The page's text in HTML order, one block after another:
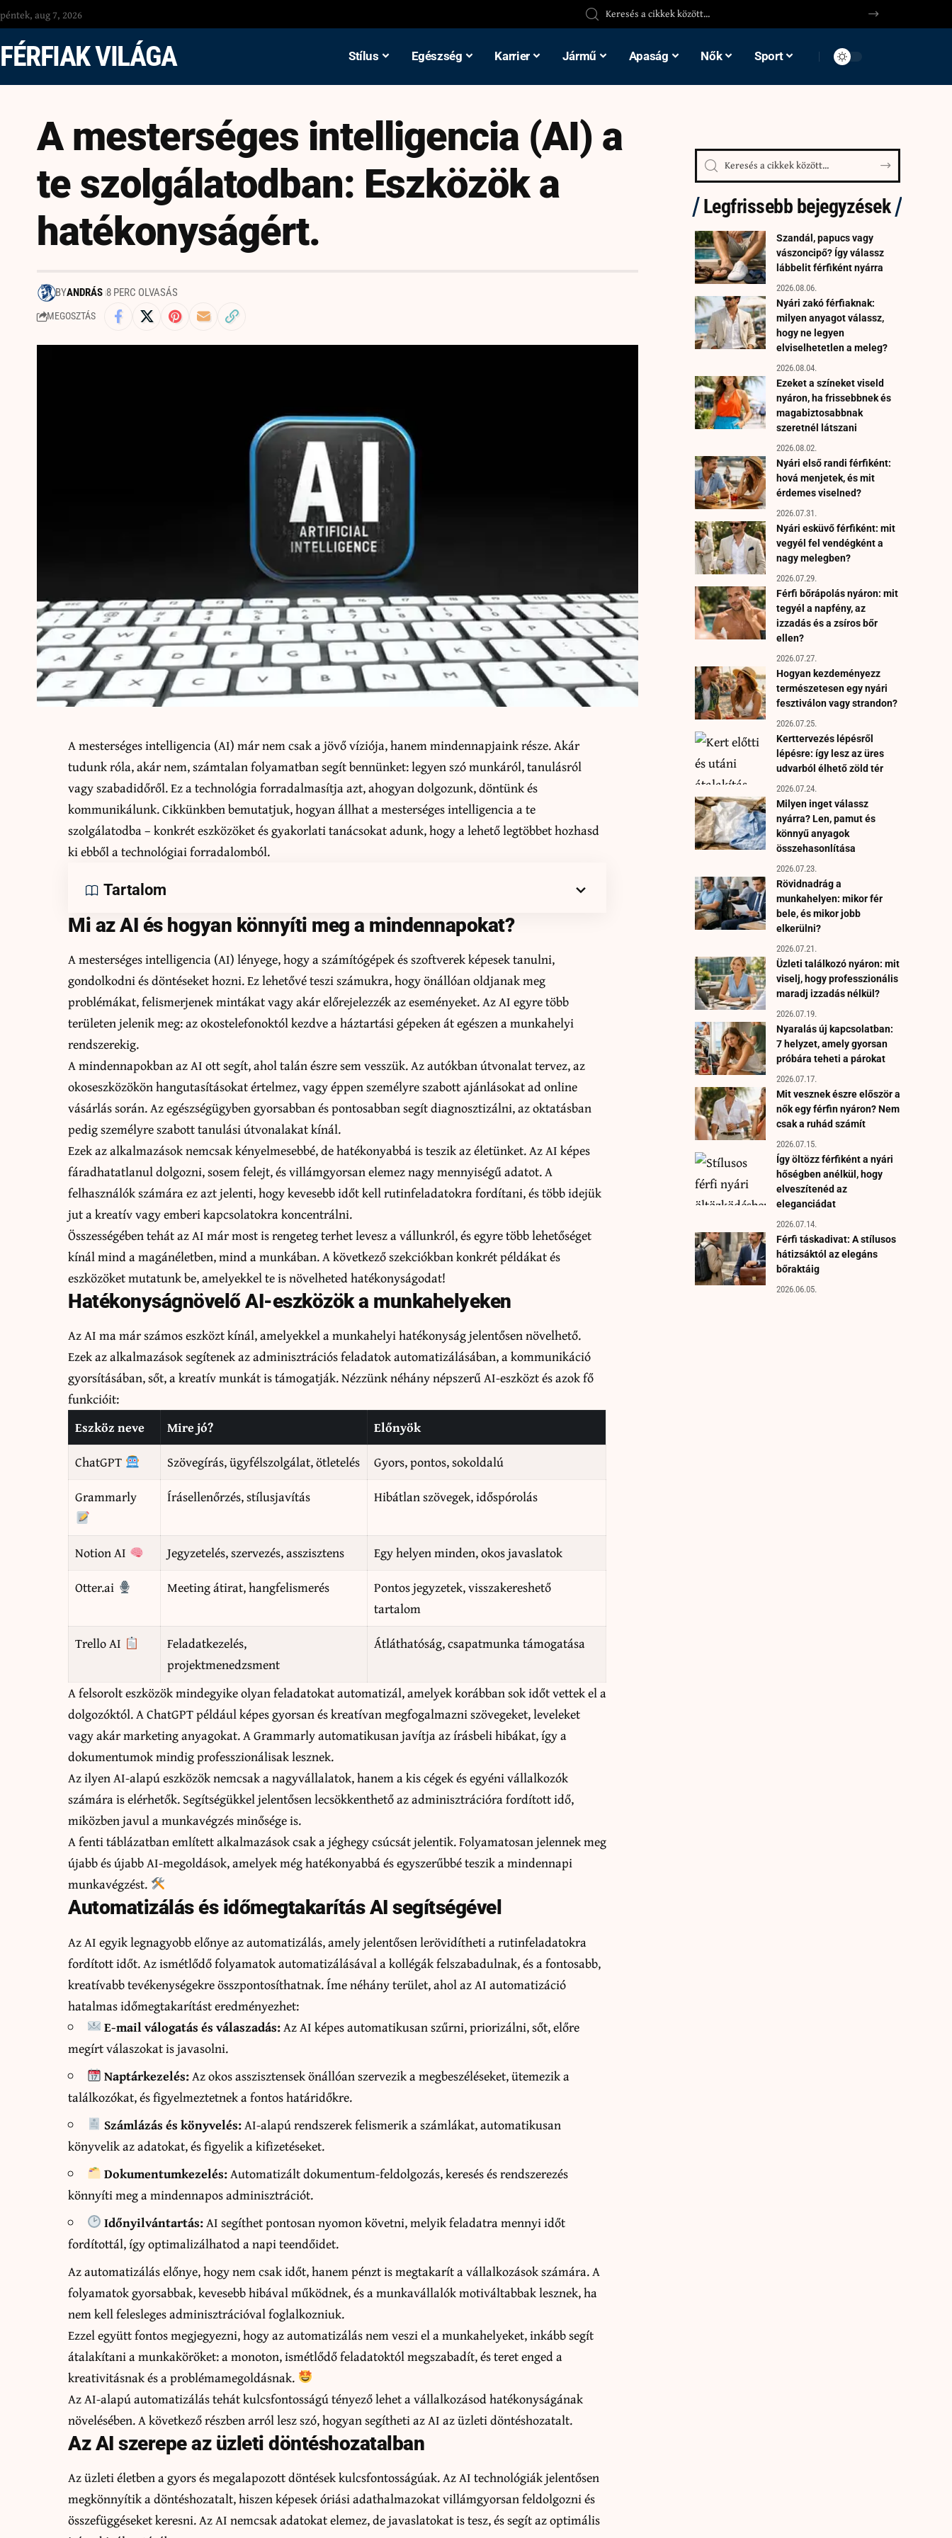
péntek, aug 7, 2026
FÉRFIAK VILÁGA Stílus Egészség Karrier Jármű Apaság Nők Sport
A mesterséges intelligencia (AI) a
te szolgálatodban: Eszközök a
hatékonyságért.
BYANDRÁS 8 PERC OLVASÁS
MEGOSZTÁS
A mesterséges intelligencia (AI) már nem csak a jövő víziója, hanem mindennapjaink része. Akár
tudunk róla, akár nem, számtalan folyamatban segít bennünket: legyen szó munkáról, tanulásról
vagy szabadidőről. Ez a technológia forradalmasítja azt, ahogyan dolgozunk, döntünk és
kommunikálunk. Cikkünkben bemutatjuk, hogyan állhat a mesterséges intelligencia a te
szolgálatodba – konkrét eszközöket és gyakorlati tanácsokat adunk, hogy a lehető legtöbbet hozhasd
ki ebből a technológiai forradalomból.
Tartalom
Mi az AI és hogyan könnyíti meg a mindennapokat?
A mesterséges intelligencia (AI) lényege, hogy a számítógépek és szoftverek képesek tanulni,
gondolkodni és döntéseket hozni. Ez lehetővé teszi számukra, hogy önállóan oldjanak meg
problémákat, felismerjenek mintákat vagy akár előrejelezzék az eseményeket. Az AI egyre több
területen jelenik meg: az okostelefonoktól kezdve a háztartási gépeken át egészen a munkahelyi
rendszerekig.
A mindennapokban az AI ott segít, ahol talán észre sem vesszük. Az autókban útvonalat tervez, az
okoseszközökön hangutasításokat értelmez, vagy éppen személyre szabott ajánlásokat ad online
vásárlás során. Az egészségügyben gyorsabban és pontosabban segít diagnosztizálni, az oktatásban
pedig személyre szabott tanulási útvonalakat kínál.
Ezek az alkalmazások nemcsak kényelmesebbé, de hatékonyabbá is teszik az életünket. Az AI képes
fáradhatatlanul dolgozni, sosem felejt, és villámgyorsan elemez nagy mennyiségű adatot. A
felhasználók számára ez azt jelenti, hogy kevesebb időt kell rutinfeladatokra fordítani, és több idejük
jut a kreatív vagy emberi kapcsolatokra koncentrálni.
Összességében tehát az AI már most is rengeteg terhet levesz a vállunkról, és egyre több lehetőséget
kínál mind a magánéletben, mind a munkában. A következő szekciókban konkrét példákat és
eszközöket mutatunk be, amelyekkel te is növelheted hatékonyságodat!
Hatékonyságnövelő AI-eszközök a munkahelyeken
Az AI ma már számos eszközt kínál, amelyekkel a munkahelyi hatékonyság jelentősen növelhető.
Ezek az alkalmazások segítenek az adminisztrációs feladatok automatizálásában, a kommunikáció
gyorsításában, sőt, a kreatív munkát is támogatják. Nézzünk néhány népszerű AI-eszközt és azok fő
funkcióit:
Eszköz neve
Mire jó?
Előnyök
ChatGPT
Szövegírás, ügyfélszolgálat, ötletelés
Gyors, pontos, sokoldalú
Grammarly
Írásellenőrzés, stílusjavítás Hibátlan szövegek, időspórolás
Notion AI Jegyzetelés, szervezés, asszisztens
Egy helyen minden, okos javaslatok
Otter.ai
Meeting átirat, hangfelismerés
Pontos jegyzetek, visszakereshető
tartalom
Trello AI
Feladatkezelés,
projektmenedzsment
Átláthatóság, csapatmunka támogatása
A felsorolt eszközök mindegyike olyan feladatokat automatizál, amelyek korábban sok időt vettek el a
dolgozóktól. A ChatGPT például képes gyorsan és kreatívan megfogalmazni szövegeket, leveleket
vagy akár marketing anyagokat. A Grammarly automatikusan javítja az írásbeli hibákat, így a
dokumentumok mindig professzionálisak lesznek.
Az ilyen AI-alapú eszközök nemcsak a nagyvállalatok, hanem a kis cégek és egyéni vállalkozók
számára is elérhetők. Segítségükkel jelentősen lecsökkenthető az adminisztrációra fordított idő,
miközben javul a munkavégzés minősége is.
A fenti táblázatban említett alkalmazások csak a jéghegy csúcsát jelentik. Folyamatosan jelennek meg
újabb és újabb AI-megoldások, amelyek még hatékonyabbá és egyszerűbbé teszik a mindennapi
munkavégzést.
Automatizálás és időmegtakarítás AI segítségével
Az AI egyik legnagyobb előnye az automatizálás, amely jelentősen lerövidítheti a rutinfeladatokra
fordított időt. Az ismétlődő folyamatok automatizálásával a kollégák felszabadulnak, és a fontosabb,
kreatívabb tevékenységekre összpontosíthatnak. Íme néhány terület, ahol az AI automatizáció
hatalmas időmegtakarítást eredményezhet:
E-mail válogatás és válaszadás:Az AI képes automatikusan szűrni, priorizálni, sőt, előre
megírt válaszokat is javasolni.
Naptárkezelés:Az okos asszisztensek önállóan szervezik a megbeszéléseket, ütemezik a
találkozókat, és figyelmeztetnek a fontos határidőkre.
Számlázás és könyvelés:AI-alapú rendszerek felismerik a számlákat, automatikusan
könyvelik az adatokat, és figyelik a kifizetéseket.
Dokumentumkezelés:Automatizált dokumentum-feldolgozás, keresés és rendszerezés
könnyíti meg a mindennapos adminisztrációt.
Időnyilvántartás:AI segíthet pontosan nyomon követni, melyik feladatra mennyi időt
fordítottál, így optimalizálhatod a napi teendőidet.
Az automatizálás előnye, hogy nem csak időt, hanem pénzt is megtakarít a vállalkozások számára. A
folyamatok gyorsabbak, kevesebb hibával működnek, és a munkavállalók motiváltabbak lesznek, ha
nem kell felesleges adminisztrációval foglalkozniuk.
Ezzel együtt fontos megjegyezni, hogy az automatizálás nem veszi el a munkahelyeket, inkább segít
átalakítani a munkaköröket: a monoton, ismétlődő feladatoktól megszabadít, és teret enged a
kreativitásnak és a problémamegoldásnak.
Az AI-alapú automatizálás tehát kulcsfontosságú tényező lehet a vállalkozásod hatékonyságának
növelésében. A következő részben arról lesz szó, hogyan segítheti az AI az üzleti döntéshozatalt.
Az AI szerepe az üzleti döntéshozatalban
Az üzleti életben a gyors és megalapozott döntések kulcsfontosságúak. Az AI technológiák jelentősen
megkönnyítik a döntéshozatalt, hiszen képesek óriási adathalmazokat villámgyorsan feldolgozni és
összefüggéseket keresni. Az AI nemcsak adatokat elemez, de javaslatokat is tesz, és segít az optimális
Legfrissebb bejegyzések
Szandál, papucs vagy
vászoncipő? Így válassz
lábbelit férfiként nyárra
2026.08.06.
Nyári zakó férfiaknak:
milyen anyagot válassz,
hogy ne legyen
elviselhetetlen a meleg?
2026.08.04.
Ezeket a színeket viseld
nyáron, ha frissebbnek és
magabiztosabbnak
szeretnél látszani
2026.08.02.
Nyári első randi férfiként:
hová menjetek, és mit
érdemes viselned?
2026.07.31.
Nyári esküvő férfiként: mit
vegyél fel vendégként a
nagy melegben?
2026.07.29.
Férfi bőrápolás nyáron: mit
tegyél a napfény, az
izzadás és a zsíros bőr
ellen?
2026.07.27.
Hogyan kezdeményezz
természetesen egy nyári
fesztiválon vagy strandon?
2026.07.25.
Kerttervezés lépésről
lépésre: így lesz az üres
udvarból élhető zöld tér
2026.07.24.
Milyen inget válassz
nyárra? Len, pamut és
könnyű anyagok
összehasonlítása
2026.07.23.
Rövidnadrág a
munkahelyen: mikor fér
bele, és mikor jobb
elkerülni?
2026.07.21.
Üzleti találkozó nyáron: mit
viselj, hogy professzionális
maradj izzadás nélkül?
2026.07.19.
Nyaralás új kapcsolatban:
7 helyzet, amely gyorsan
próbára teheti a párokat
2026.07.17.
Mit vesznek észre először a
nők egy férfin nyáron? Nem
csak a ruhád számít
2026.07.15.
Így öltözz férfiként a nyári
hőségben anélkül, hogy
elveszítenéd az
eleganciádat
2026.07.14.
Férfi táskadivat: A stílusos
hátizsáktól az elegáns
bőraktáig
2026.06.05.